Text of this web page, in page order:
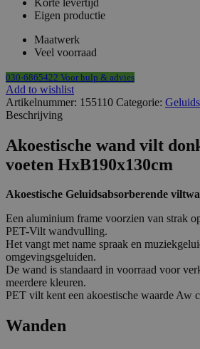
op
voeten
HxB190x130cm
aantal
Eigen productie
Maatwerk
Veel voorraad
030-6865422 Voor hulp & advies
Add to wishlist
Artikelnummer: 155110 Categorie:
Beschrijving
Akoestische wand vilt
voeten HxB190x130cm
Akoestische Geluidsabsorberende
Een aluminium frame voorzien van strak
PET-Vilt wandvulling.
Het vangt met name spraak en
omgevingsgeluiden.
De wand is standaard in voorraad voor
meerdere kleuren.
PET vilt kent een akoestische waarde Aw
Wanden